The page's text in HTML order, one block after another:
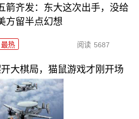
箭齐发：东大这次出手，没给
方留半点幻想
最热 阅读 5687
大棋局，猫鼠游戏才刚开场